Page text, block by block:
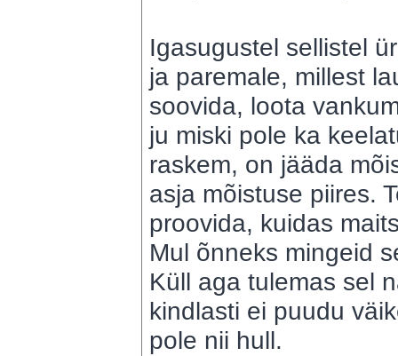
Igasugustel sellistel
ja paremale, millest
soovida, loota
ju miski pole ka
raskem, on jääda
asja mõistuse piires.
proovida, kuidas
Mul õnneks mingeid
Küll aga tulemas sel
kindlasti ei puudu
pole nii hull.